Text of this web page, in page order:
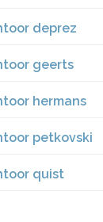
deprez
geerts
hermans
petkovski
quist